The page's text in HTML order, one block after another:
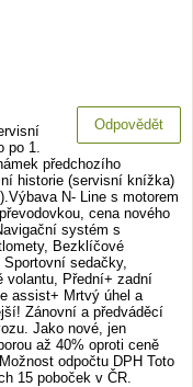
Odpovědět
1.
předchozího
historie (servisní knížka)
N- Line s motorem
cena nového
systém s
Bezklíčové
sedačky,
volantu, Přední+ zadní
assist+ Mrtvý úhel a
Zánovní a předváděcí
Jako nové, jen
až 40% oproti ceně
odpočtu DPH Toto
15 poboček v ČR.